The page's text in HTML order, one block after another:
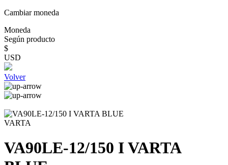
Cambiar moneda
Moneda
Según producto
$
USD
Volver
VARTA
VA90LE-12/150 I VARTA